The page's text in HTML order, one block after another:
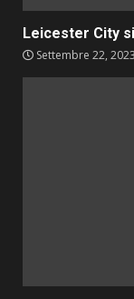
Leicester City
Settembre 22, 2023